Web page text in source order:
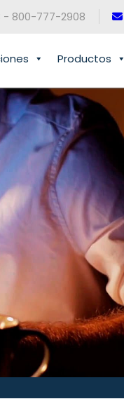
- 800-777-2908
Productos